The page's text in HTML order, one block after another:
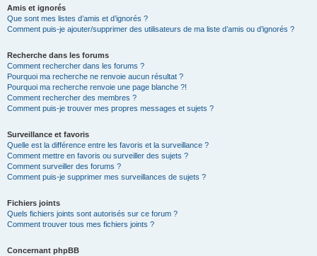
Amis et ignorés
Que sont mes listes d’amis et d’ignorés ?
Comment puis-je ajouter/supprimer des utilisateurs de ma liste d’amis ou d’ignorés ?
Recherche dans les forums
Comment rechercher dans les forums ?
Pourquoi ma recherche ne renvoie aucun résultat ?
Pourquoi ma recherche renvoie une page blanche ?!
Comment rechercher des membres ?
Comment puis-je trouver mes propres messages et sujets ?
Surveillance et favoris
Quelle est la différence entre les favoris et la surveillance ?
Comment mettre en favoris ou surveiller des sujets ?
Comment surveiller des forums ?
Comment puis-je supprimer mes surveillances de sujets ?
Fichiers joints
Quels fichiers joints sont autorisés sur ce forum ?
Comment trouver tous mes fichiers joints ?
Concernant phpBB